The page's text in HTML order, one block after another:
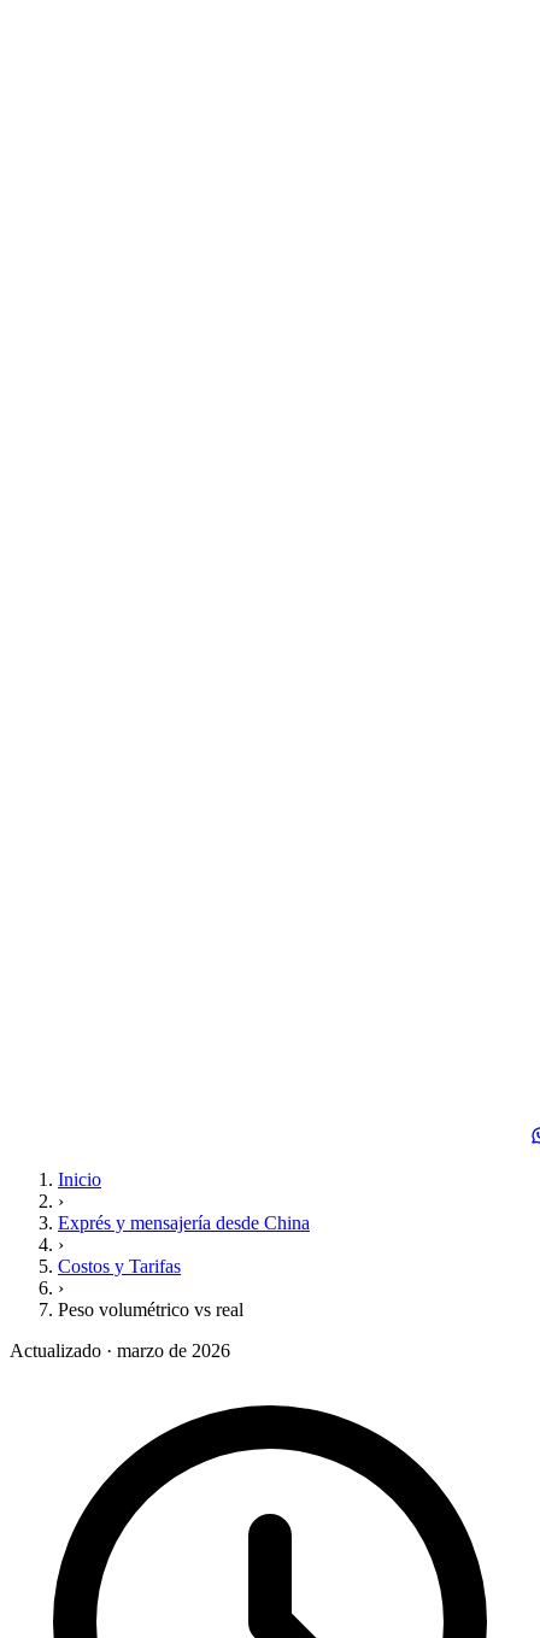
Inicio
›
Exprés y mensajería desde China
›
Costos y Tarifas
›
Peso volumétrico vs real
Actualizado · marzo de 2026